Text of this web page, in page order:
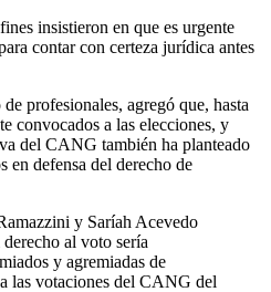
insistieron en que es urgente
contar con certeza jurídica antes
profesionales, agregó que, hasta
convocados a las elecciones, y
del CANG también ha planteado
en defensa del derecho de
y Saríah Acevedo
al voto sería
y agremiadas de
las votaciones del CANG del